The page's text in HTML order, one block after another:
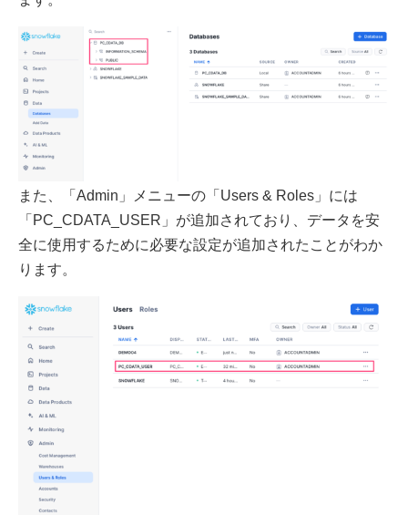
また、「Admin」メニューの「Users & Roles」には
「PC_CDATA_USER」が追加されており、データを安
全に使用するために必要な設定が追加されたことがわか
ります。